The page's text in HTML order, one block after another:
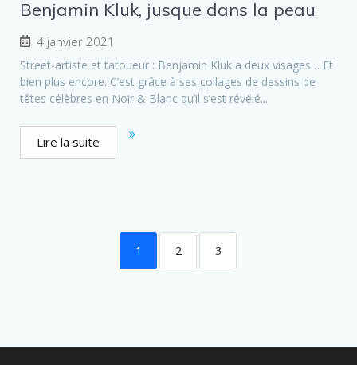
Benjamin Kluk, jusque dans la peau
4 janvier 2021
Street-artiste et tatoueur : Benjamin Kluk a deux visages… Et
bien plus encore. C’est grâce à ses collages de dessins de
têtes célèbres en Noir & Blanc qu’il s’est révélé...
Lire la suite
1 2 3